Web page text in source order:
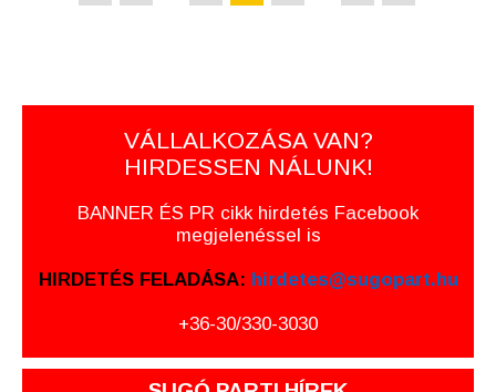
VÁLLALKOZÁSA VAN?
HIRDESSEN NÁLUNK!
BANNER ÉS PR cikk hirdetés Facebook
megjelenéssel is
HIRDETÉS FELADÁSA: hirdetes@sugopart.hu
+36-30/330-3030